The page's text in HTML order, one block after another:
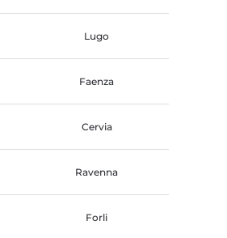
Lugo
Faenza
Cervia
Ravenna
Forli